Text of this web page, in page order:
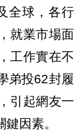
全球，各行
就業市場面
工作實在不
弟投62封履
引起網友一
因素。